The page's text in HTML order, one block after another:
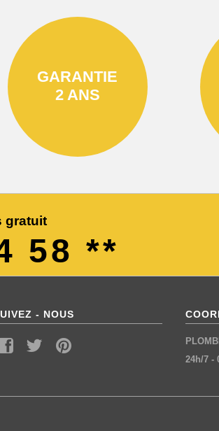
GARANTIE
2 ANS
gratuit
58 **
- NOUS
24h/7-